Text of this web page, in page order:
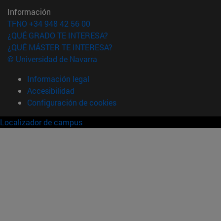
Información
TFNO +34 948 42 56 00
¿QUÉ GRADO TE INTERESA?
¿QUÉ MÁSTER TE INTERESA?
© Universidad de Navarra
Información legal
Accesibilidad
Configuración de cookies
Localizador de campus